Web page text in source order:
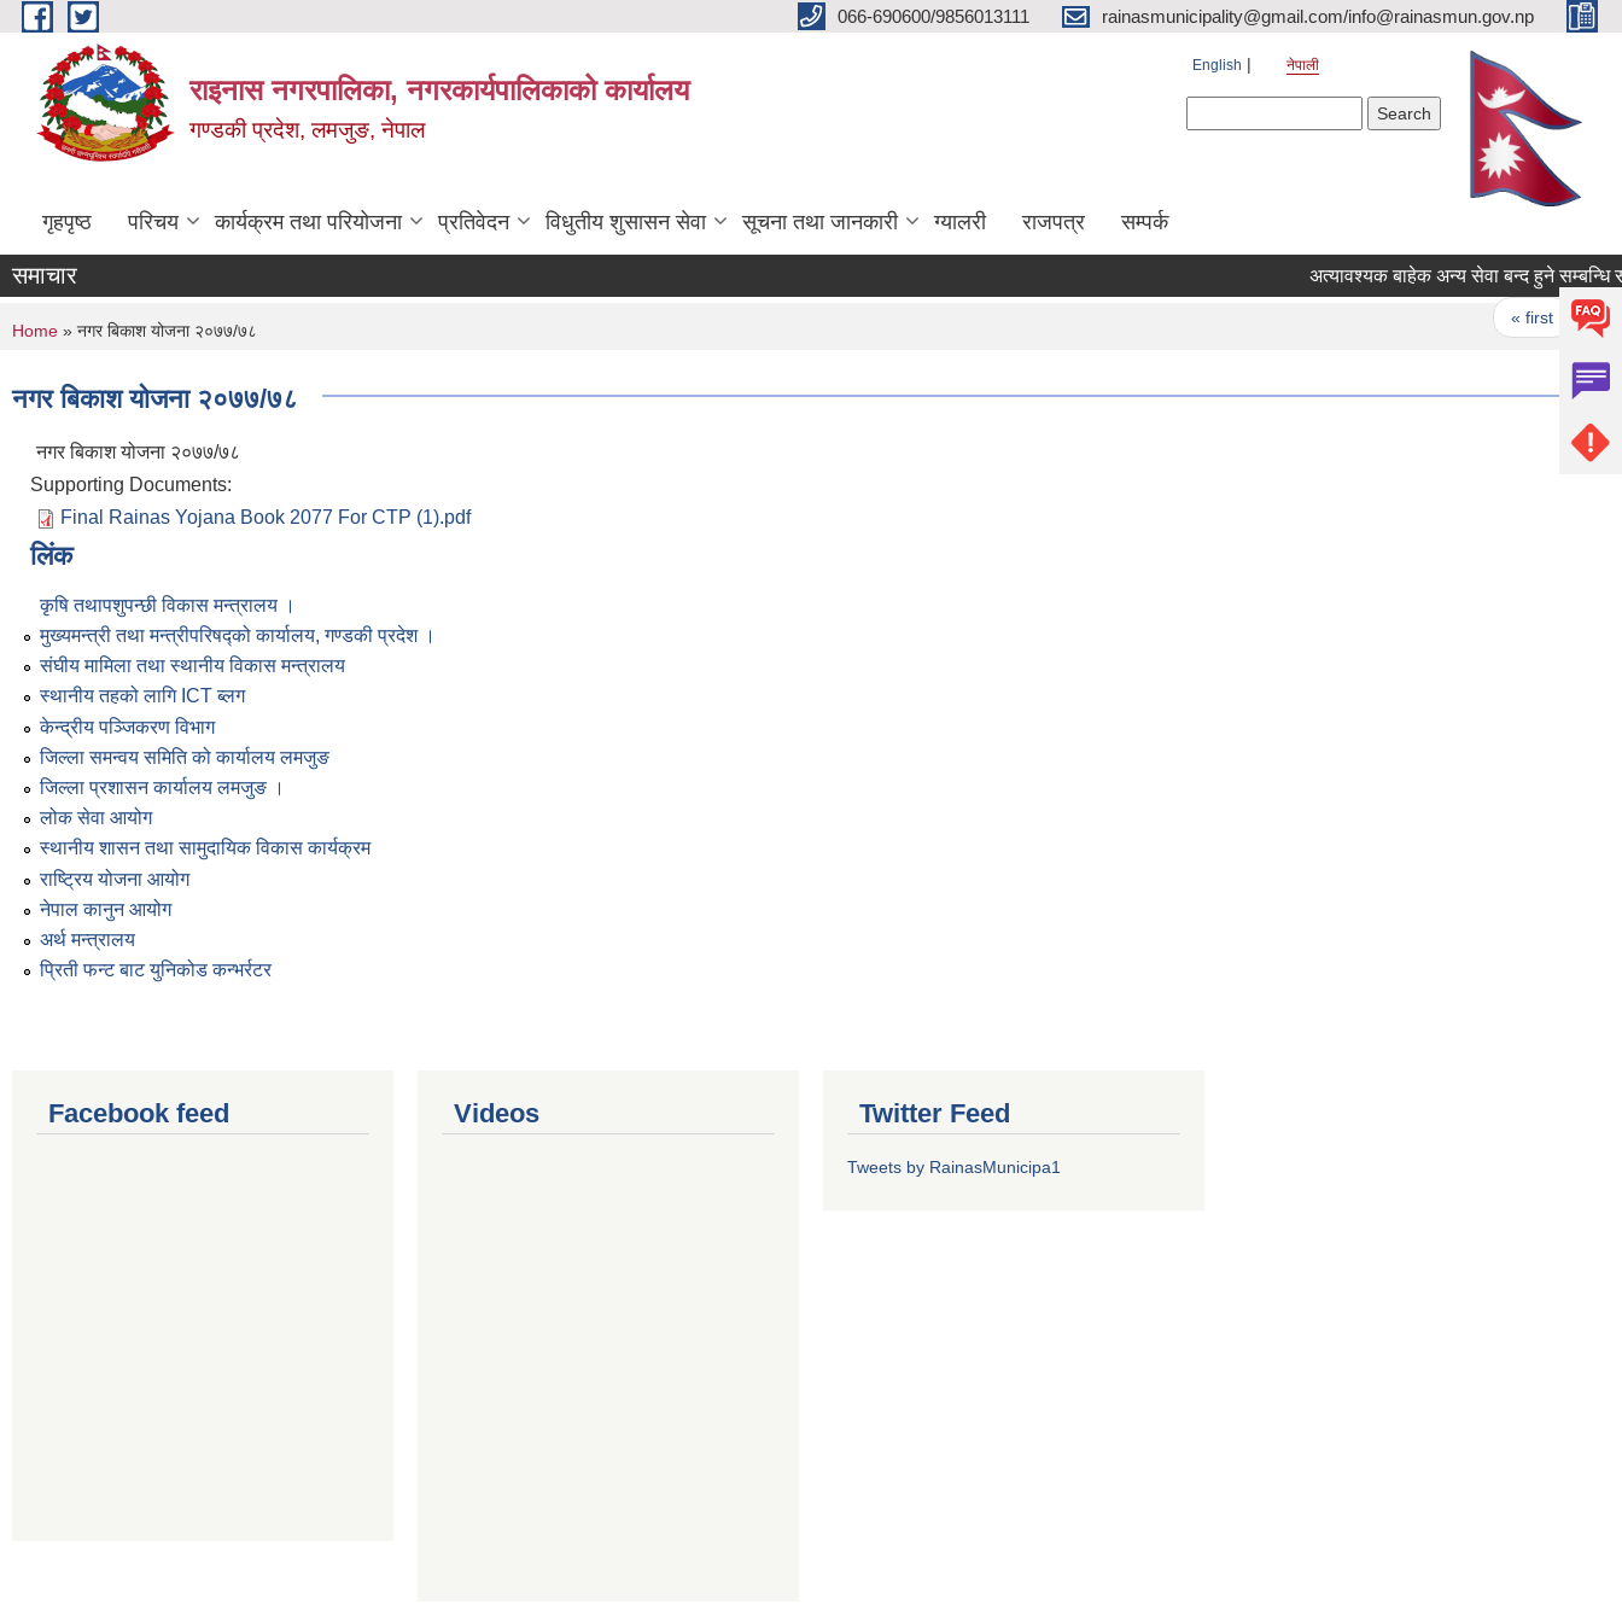
Skip to main content 066-690600/9856013111 rainasmunicipality@gmail.com/info@rainasmun.gov.np
राइनास नगरपालिका, नगरकार्यपालिकाको कार्यालय
गण्डकी प्रदेश, लमजुङ, नेपाल
English नेपाली
गृहपृष्ठ परिचय कार्यक्रम तथा परियोजना प्रतिवेदन विधुतीय शुसासन सेवा सूचना तथा जानकारी ग्यालरी राजपत्र सम्पर्क
समाचार अत्यावश्यक बाहेक अन्य सेवा बन्द हुने सम्बन्धि
« first ‹
You are here
Home » नगर बिकाश योजना २०७७/७८
नगर बिकाश योजना २०७७/७८
नगर बिकाश योजना २०७७/७८
Supporting Documents:
Final Rainas Yojana Book 2077 For CTP (1).pdf
लिंक
कृषि तथापशुपन्छी विकास मन्त्रालय ।
मुख्यमन्त्री तथा मन्त्रीपरिषद्को कार्यालय, गण्डकी प्रदेश ।
संघीय मामिला तथा स्थानीय विकास मन्त्रालय
स्थानीय तहको लागि ICT ब्लग
केन्द्रीय पञ्जिकरण विभाग
जिल्ला समन्वय समिति को कार्यालय लमजुङ
जिल्ला प्रशासन कार्यालय लमजुङ ।
लोक सेवा आयोग
स्थानीय शासन तथा सामुदायिक विकास कार्यक्रम
राष्ट्रिय योजना आयोग
नेपाल कानुन आयोग
अर्थ मन्त्रालय
प्रिती फन्ट बाट युनिकोड कन्भर्रटर
Facebook feed Videos Twitter Feed
Tweets by RainasMunicipa1